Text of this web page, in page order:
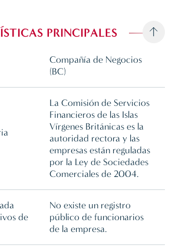
PRINCIPALES
Compañía de Negocios
(BC)
La Comisión de Servicios
Financieros de las Islas
Vírgenes Británicas es la
autoridad rectora y las
empresas están reguladas
por la Ley de Sociedades
Comerciales de 2004.
de
No existe un registro
público de funcionarios
de la empresa.